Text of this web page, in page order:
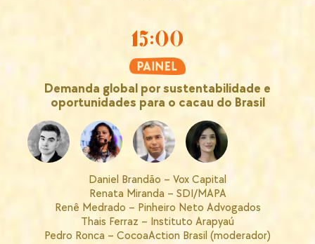
15:00
Demanda global por sustentabilidade e
oportunidades para o cacau do Brasil
Daniel Brandão – Vox Capital
Renata Miranda – SDI/MAPA
Renê Medrado – Pinheiro Neto Advogados
Thais Ferraz – Instituto Arapyaú
Pedro Ronca – CocoaAction Brasil (moderador)